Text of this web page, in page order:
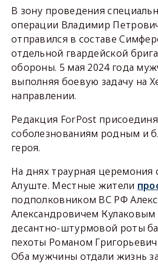
В зону проведения
операции Владимир
отправился в составе
отдельной гвардейской
обороны. 5 мая 2024 года
выполняя боевую задачу на
направлении.
Редакция ForPost
соболезнованиям родным и
героя.
На днях траурная церемония
Алуште. Местные жители
подполковником ВС РФ
Александровичем Кулаковым
десантно-штурмовой роты
пехоты Романом
Оба мужчины отдали жизнь